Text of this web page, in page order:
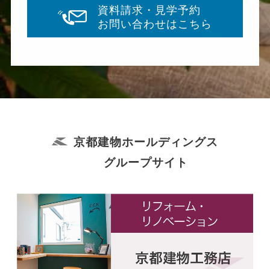
資料請求・見学予約
お問い合わせはこちら
京都建物ホールディングス
グループサイト